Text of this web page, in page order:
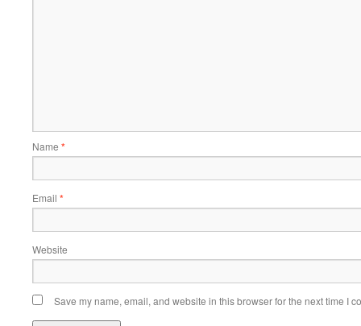
Name *
Email *
Website
Save my name, email, and website in this browser for the next time I